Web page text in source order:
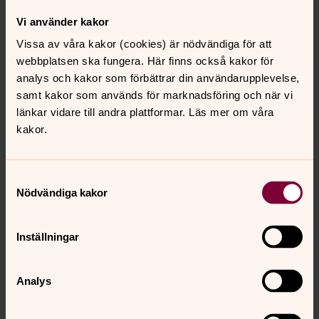
Vi använder kakor
Vissa av våra kakor (cookies) är nödvändiga för att
webbplatsen ska fungera. Här finns också kakor för
analys och kakor som förbättrar din användarupplevelse,
samt kakor som används för marknadsföring och när vi
länkar vidare till andra plattformar. Läs mer om våra
kakor.
Nödvändiga kakor
Inställningar
Analys